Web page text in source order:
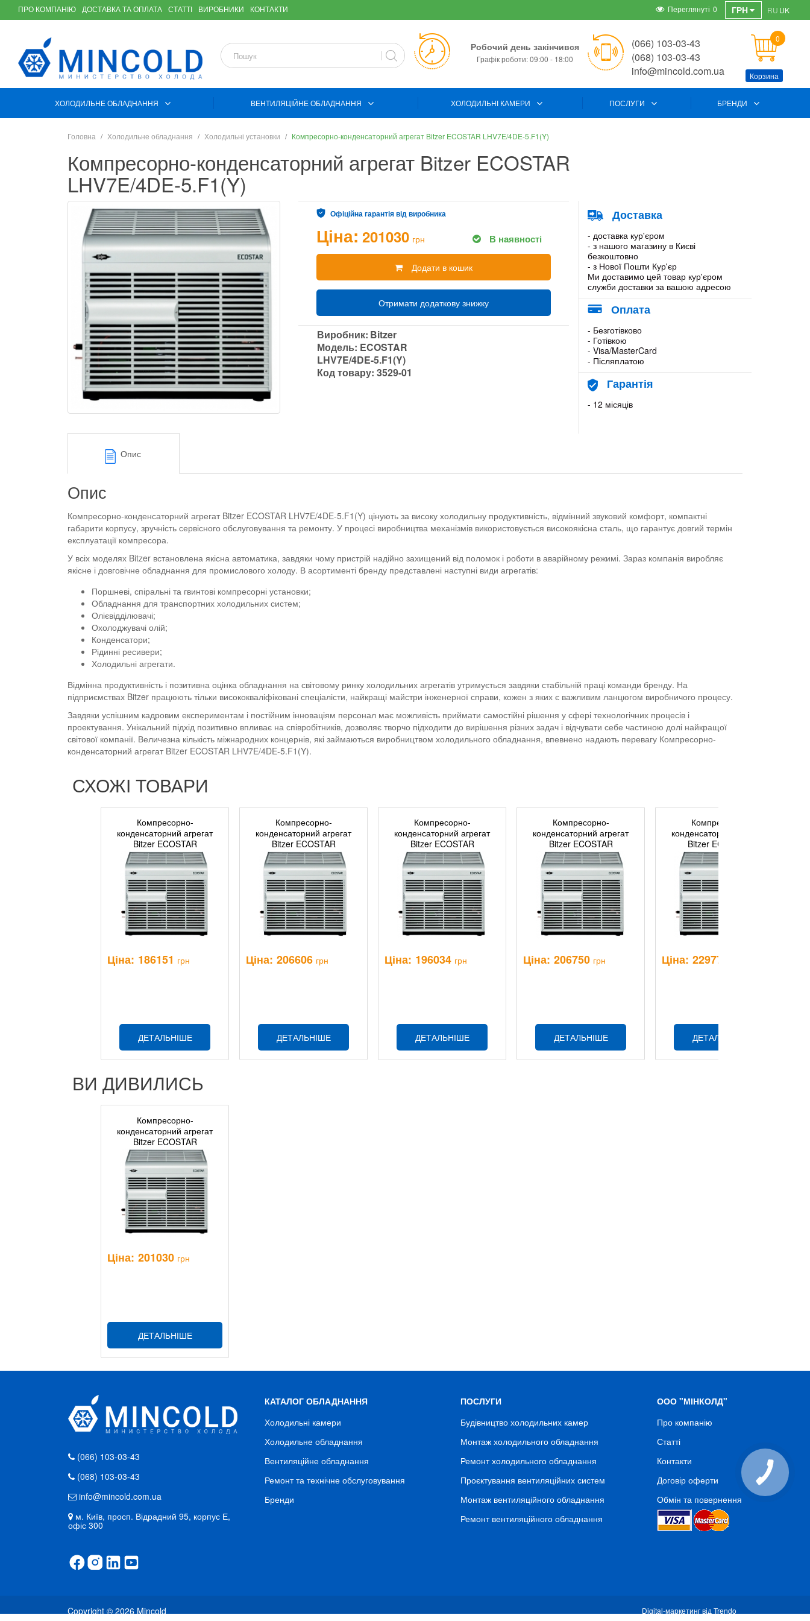
ПРО КОМПАНІЮ ДОСТАВКА ТА ОПЛАТА СТАТТІ ВИРОБНИКИ КОНТАКТИ ГРН RU UK
Переглянуті 0
Робочий день закінчився
Графік роботи: 09:00 - 18:00
(066) 103-03-43
(068) 103-03-43
info@mincold.com.ua
0
Корзина
ХОЛОДИЛЬНЕ ОБЛАДНАННЯ ВЕНТИЛЯЦІЙНЕ ОБЛАДНАННЯ ХОЛОДИЛЬНІ КАМЕРИ ПОСЛУГИ БРЕНДИ
Головна Холодильне обладнання Холодильні установки Компресорно-конденсаторний агрегат Bitzer ECOSTAR LHV7E/4DE-5.F1(Y)
Компресорно-конденсаторний агрегат Bitzer ECOSTAR
LHV7E/4DE-5.F1(Y)
Офіційна гарантія від виробника
Ціна: 201030 грн В наявності
Додати в кошик
Отримати додаткову знижку
Виробник: Bitzer
Модель: ECOSTAR
LHV7E/4DE-5.F1(Y)
Код товару:3529-01
Доставка
- доставка кур'єром
- з нашого магазину в Києві
безкоштовно
- з Нової Пошти Кур'єр
Ми доставимо цей товар кур'єром
служби доставки за вашою адресою
Оплата
- Безготівково
- Готівкою
- Visa/MasterCard
- Післяплатою
Гарантія
- 12 місяців
Опис
Опис
Компресорно-конденсаторний агрегат Bitzer ECOSTAR LHV7E/4DE-5.F1(Y) цінують за високу холодильну продуктивність, відмінний звуковий комфорт, компактні
габарити корпусу, зручність сервісного обслуговування та ремонту. У процесі виробництва механізмів використовується високоякісна сталь, що гарантує довгий термін
експлуатації компресора.
У всіх моделях Bitzer встановлена якісна автоматика, завдяки чому пристрій надійно захищений від поломок і роботи в аварійному режимі. Зараз компанія виробляє
якісне і довговічне обладнання для промислового холоду. В асортименті бренду представлені наступні види агрегатів:
Поршневі, спіральні та гвинтові компресорні установки;
Обладнання для транспортних холодильних систем;
Олієвідділювачі;
Охолоджувачі олій;
Конденсатори;
Рідинні ресивери;
Холодильні агрегати.
Відмінна продуктивність і позитивна оцінка обладнання на світовому ринку холодильних агрегатів утримується завдяки стабільній праці команди бренду. На
підприємствах Bitzer працюють тільки висококваліфіковані спеціалісти, найкращі майстри інженерної справи, кожен з яких є важливим ланцюгом виробничого процесу.
Завдяки успішним кадровим експериментам і постійним інноваціям персонал має можливість приймати самостійні рішення у сфері технологічних процесів і
проектування. Унікальний підхід позитивно впливає на співробітників, дозволяє творчо підходити до вирішення різних задач і відчувати себе частиною долі найкращої
світової компанії. Величезна кількість міжнародних концернів, які займаються виробництвом холодильного обладнання, впевнено надають перевагу Компресорно-
конденсаторний агрегат Bitzer ECOSTAR LHV7E/4DE-5.F1(Y).
СХОЖІ ТОВАРИ
Компресорно-
конденсаторний агрегат
Bitzer ECOSTAR
LHV5E/2DES-3.F1(Y)
Ціна: 186151 грн
ДЕТАЛЬНІШЕ
Компресорно-
конденсаторний агрегат
Bitzer ECOSTAR
LHV5E/4EE-6.F1(Y)
Ціна: 206606 грн
ДЕТАЛЬНІШЕ
Компресорно-
конденсаторний агрегат
Bitzer ECOSTAR
LHV5E/4FE-5.F1(Y)
Ціна: 196034 грн
ДЕТАЛЬНІШЕ
Компресорно-
конденсаторний агрегат
Bitzer ECOSTAR
LHV7E/4CE-6.F1(Y)
Ціна: 206750 грн
ДЕТАЛЬНІШЕ
Компресорно-
конденсаторний агрегат
Bitzer ECOSTAR
LHV7E/4CE-9.F3(Y)
Ціна: 229775
ДЕТАЛЬНІШЕ
ВИ ДИВИЛИСЬ
Компресорно-
конденсаторний агрегат
Bitzer ECOSTAR
LHV7E/4DE-5.F1(Y)
Ціна: 201030 грн
ДЕТАЛЬНІШЕ
(066) 103-03-43
(068) 103-03-43
info@mincold.com.ua
м. Київ, просп. Відрадний 95, корпус Е,
офіс 300
КАТАЛОГ ОБЛАДНАННЯ
Холодильні камери
Холодильне обладнання
Вентиляційне обладнання
Ремонт та технічне обслуговування
Бренди
ПОСЛУГИ
Будівництво холодильних камер
Монтаж холодильного обладнання
Ремонт холодильного обладнання
Проєктування вентиляційних систем
Монтаж вентиляційного обладнання
Ремонт вентиляційного обладнання
ООО "МІНКОЛД"
Про компанію
Статті
Контакти
Договір оферти
Обмін та повернення
Copyright © 2026 Mincold Digital-маркетинг від Trendo